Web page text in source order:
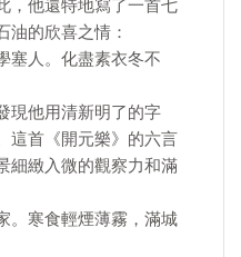
，他還特地寫了一首七
油的欣喜之情：
塞人。化盡素衣冬不
現他用清新明了的字
這首《開元樂》的六言
細緻入微的觀察力和滿
。寒食輕煙薄霧，滿城